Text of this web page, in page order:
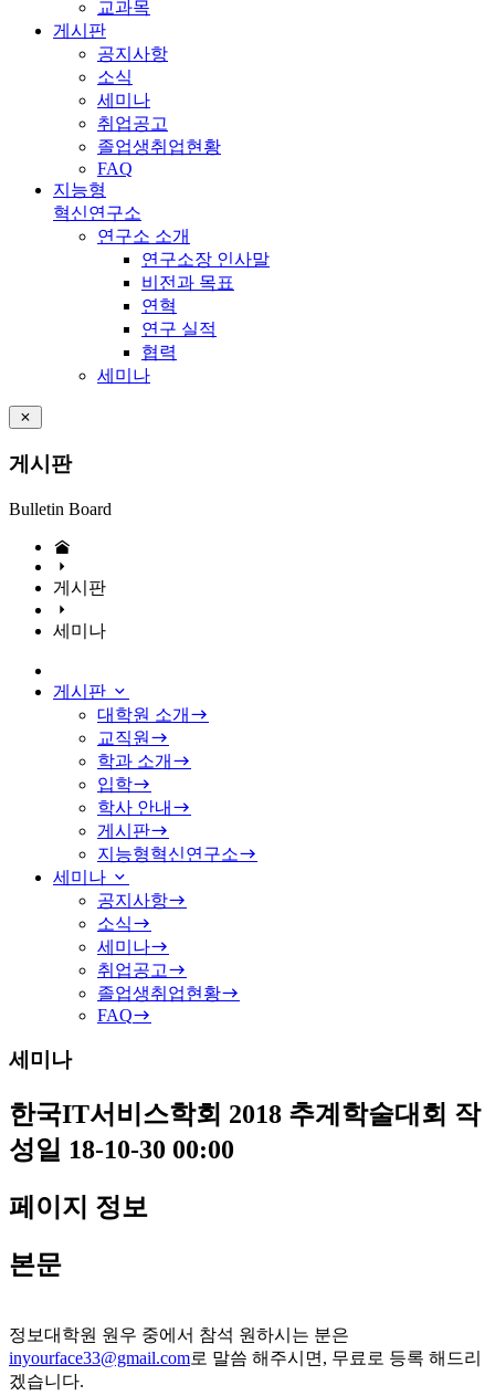
교과목
게시판
공지사항
소식
세미나
취업공고
졸업생취업현황
FAQ
지능형
혁신연구소
연구소 소개
연구소장 인사말
비전과 목표
연혁
연구 실적
협력
세미나
게시판
Bulletin Board
게시판
세미나
게시판
대학원 소개
교직원
학과 소개
입학
학사 안내
게시판
지능형혁신연구소
세미나
공지사항
소식
세미나
취업공고
졸업생취업현황
FAQ
세미나
한국IT서비스학회 2018 추계학술대회 작
성일 18-10-30 00:00
페이지 정보
본문
정보대학원 원우 중에서 참석 원하시는 분은
inyourface33@gmail.com로 말씀 해주시면, 무료로 등록 해드리
겠습니다.